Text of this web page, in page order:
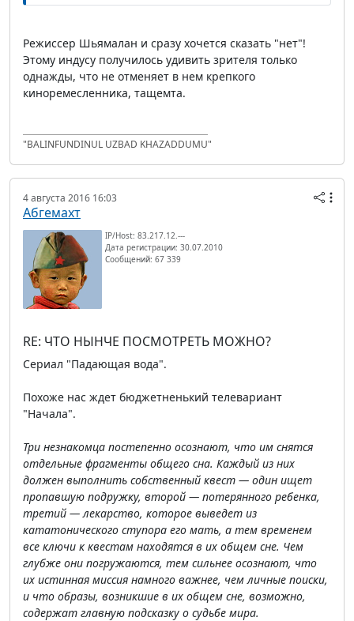
Режиссер Шьямалан и сразу хочется сказать "нет"!
Этому индусу получилось удивить зрителя только
однажды, что не отменяет в нем крепкого
киноремесленника, тащемта.
"BALINFUNDINUL UZBAD KHAZADDUMU"
4 августа 2016 16:03
Абгемахт
IP/Host: 83.217.12.---
Дата регистрации: 30.07.2010
Сообщений: 67 339
RE: ЧТО НЫНЧЕ ПОСМОТРЕТЬ МОЖНО?
Сериал "Падающая вода".
Похоже нас ждет бюджетненький телевариант
"Начала".
Три незнакомца постепенно осознают, что им снятся
отдельные фрагменты общего сна. Каждый из них
должен выполнить собственный квест — один ищет
пропавшую подружку, второй — потерянного ребенка,
третий — лекарство, которое выведет из
кататонического ступора его мать, а тем временем
все ключи к квестам находятся в их общем сне. Чем
глубже они погружаются, тем сильнее осознают, что
их истинная миссия намного важнее, чем личные поиски,
и что образы, возникшие в их общем сне, возможно,
содержат главную подсказку о судьбе мира.